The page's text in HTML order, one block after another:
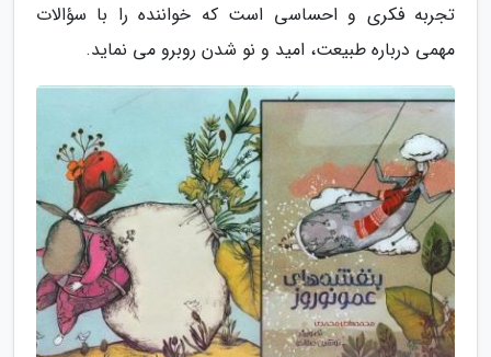
تجربه فکری و احساسی است که خواننده را با سؤالات
مهمی درباره طبیعت، امید و نو شدن روبرو می نماید.